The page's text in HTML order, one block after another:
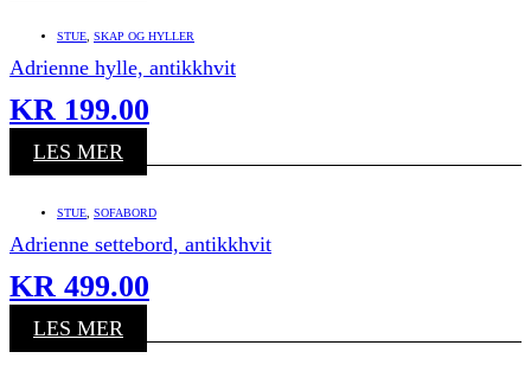
STUE SKAP OG HYLLER
Adrienne hylle, antikkhvit
KR 199.00
LES MER
STUE SOFABORD
Adrienne settebord, antikkhvit
KR 499.00
LES MER